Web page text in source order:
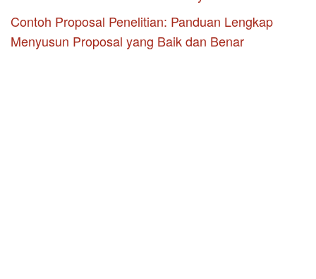
Contoh Proposal Penelitian: Panduan Lengkap
Menyusun Proposal yang Baik dan Benar